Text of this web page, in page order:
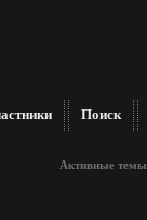
Поиск
Активные темы